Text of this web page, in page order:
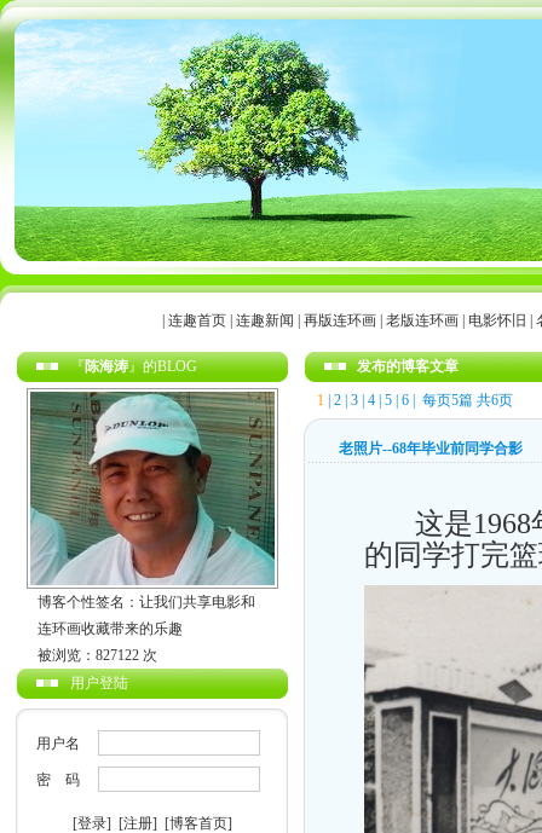
连趣首页| 连趣新闻 再版连环画| 老版连环画| 电影怀旧
『陈海涛』的BLOG
博客个性签名：让我们共享电影和
连环画收藏带来的乐趣
被浏览：827122 次
用户登陆
用户名
密 码
[登录] [注册] [博客首页]
发布的博客文章
1| 2| 3| 4| 5| 6| 每页5篇 共6页
老照片--68年毕业前同学合影
这是1968
的同学打完